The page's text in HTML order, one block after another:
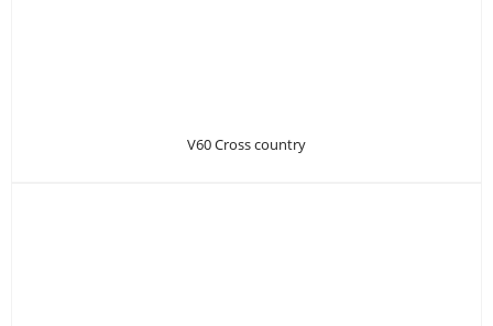
V60 Cross country